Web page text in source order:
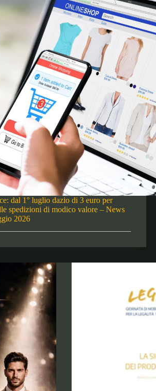
dal 1° luglio dazio di 3 euro per
spedizioni di modico valore – News
2026